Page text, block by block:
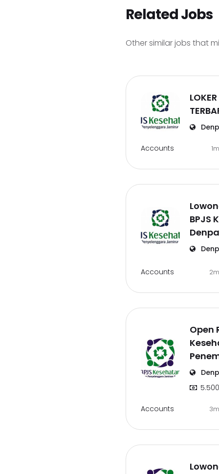
Related Jobs
Other similar jobs that
Accounts
BPJS
Accounts
Open
Accounts